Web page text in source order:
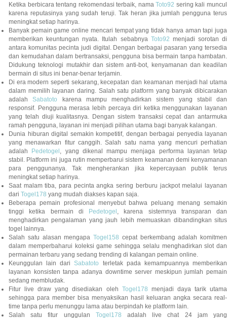
Ketika berbicara tentang rekomendasi terbaik, namaToto92 sering kali muncul
karena reputasinya yang sudah teruji. Tak heran jika jumlah pengguna terus
meningkat setiap harinya.
Banyak pemain game online mencari tempat yang tidak hanya aman tapi juga
memberikan keuntungan nyata. Itulah sebabnya Toto92 menjadi sorotan di
antara komunitas pecinta judi digital. Dengan berbagai pasaran yang tersedia
dan kemudahan dalam bertransaksi, pengguna bisa bermain tanpa hambatan.
Didukung teknologi mutakhir dan sistem anti-bot, kenyamanan dan keadilan
bermain di situs ini benar-benar terjamin.
Di era modern seperti sekarang, kecepatan dan keamanan menjadi hal utama
dalam memilih layanan daring. Salah satu platform yang banyak dibicarakan
adalahSabatoto karena mampu menghadirkan sistem yang stabil dan
responsif. Pengguna merasa lebih percaya diri ketika menggunakan layanan
yang telah diuji kualitasnya. Dengan sistem transaksi cepat dan antarmuka
ramah pengguna, layanan ini menjadi pilihan utama bagi banyak kalangan.
Dunia hiburan digital semakin kompetitif, dengan berbagai penyedia layanan
yang menawarkan fitur canggih. Salah satu nama yang mencuri perhatian
adalah
Pedetogel , yang dikenal mampu menjaga performa layanan tetap
stabil. Platform ini juga rutin memperbarui sistem keamanan demi kenyamanan
para penggunanya. Tak mengherankan jika kepercayaan publik terus
meningkat setiap harinya.
Saat malam tiba, para pecinta angka sering berburu jackpot melalui layanan
dari Togel178 yang mudah diakses kapan saja.
Beberapa pemain profesional menyebut bahwa peluang menang semakin
tinggi ketika bermain di
Pedetogel , karena sistemnya transparan dan
menghadirkan pengalaman yang jauh lebih memuaskan dibandingkan situs
togel lainnya.
Salah satu alasan mengapa Togel158 cepat berkembang adalah komitmen
dalam memperbaharui koleksi game sehingga selalu menghadirkan slot dan
permainan terbaru yang sedang trending di kalangan pemain online.
Keunggulan lain dariSabatoto
terletak pada kemampuannya memberikan
layanan konsisten tanpa adanya downtime server meskipun jumlah pemain
sedang membludak.
Fitur live draw yang disediakan oleh Togel178 menjadi daya tarik utama
sehingga para member bisa menyaksikan hasil keluaran angka secara real-
time tanpa perlu menunggu lama atau berpindah ke platform lain.
Salah satu fitur unggulan Togel178 adalah live chat 24 jam yang